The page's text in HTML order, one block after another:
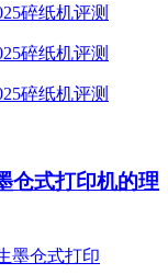
仓式打印机的理